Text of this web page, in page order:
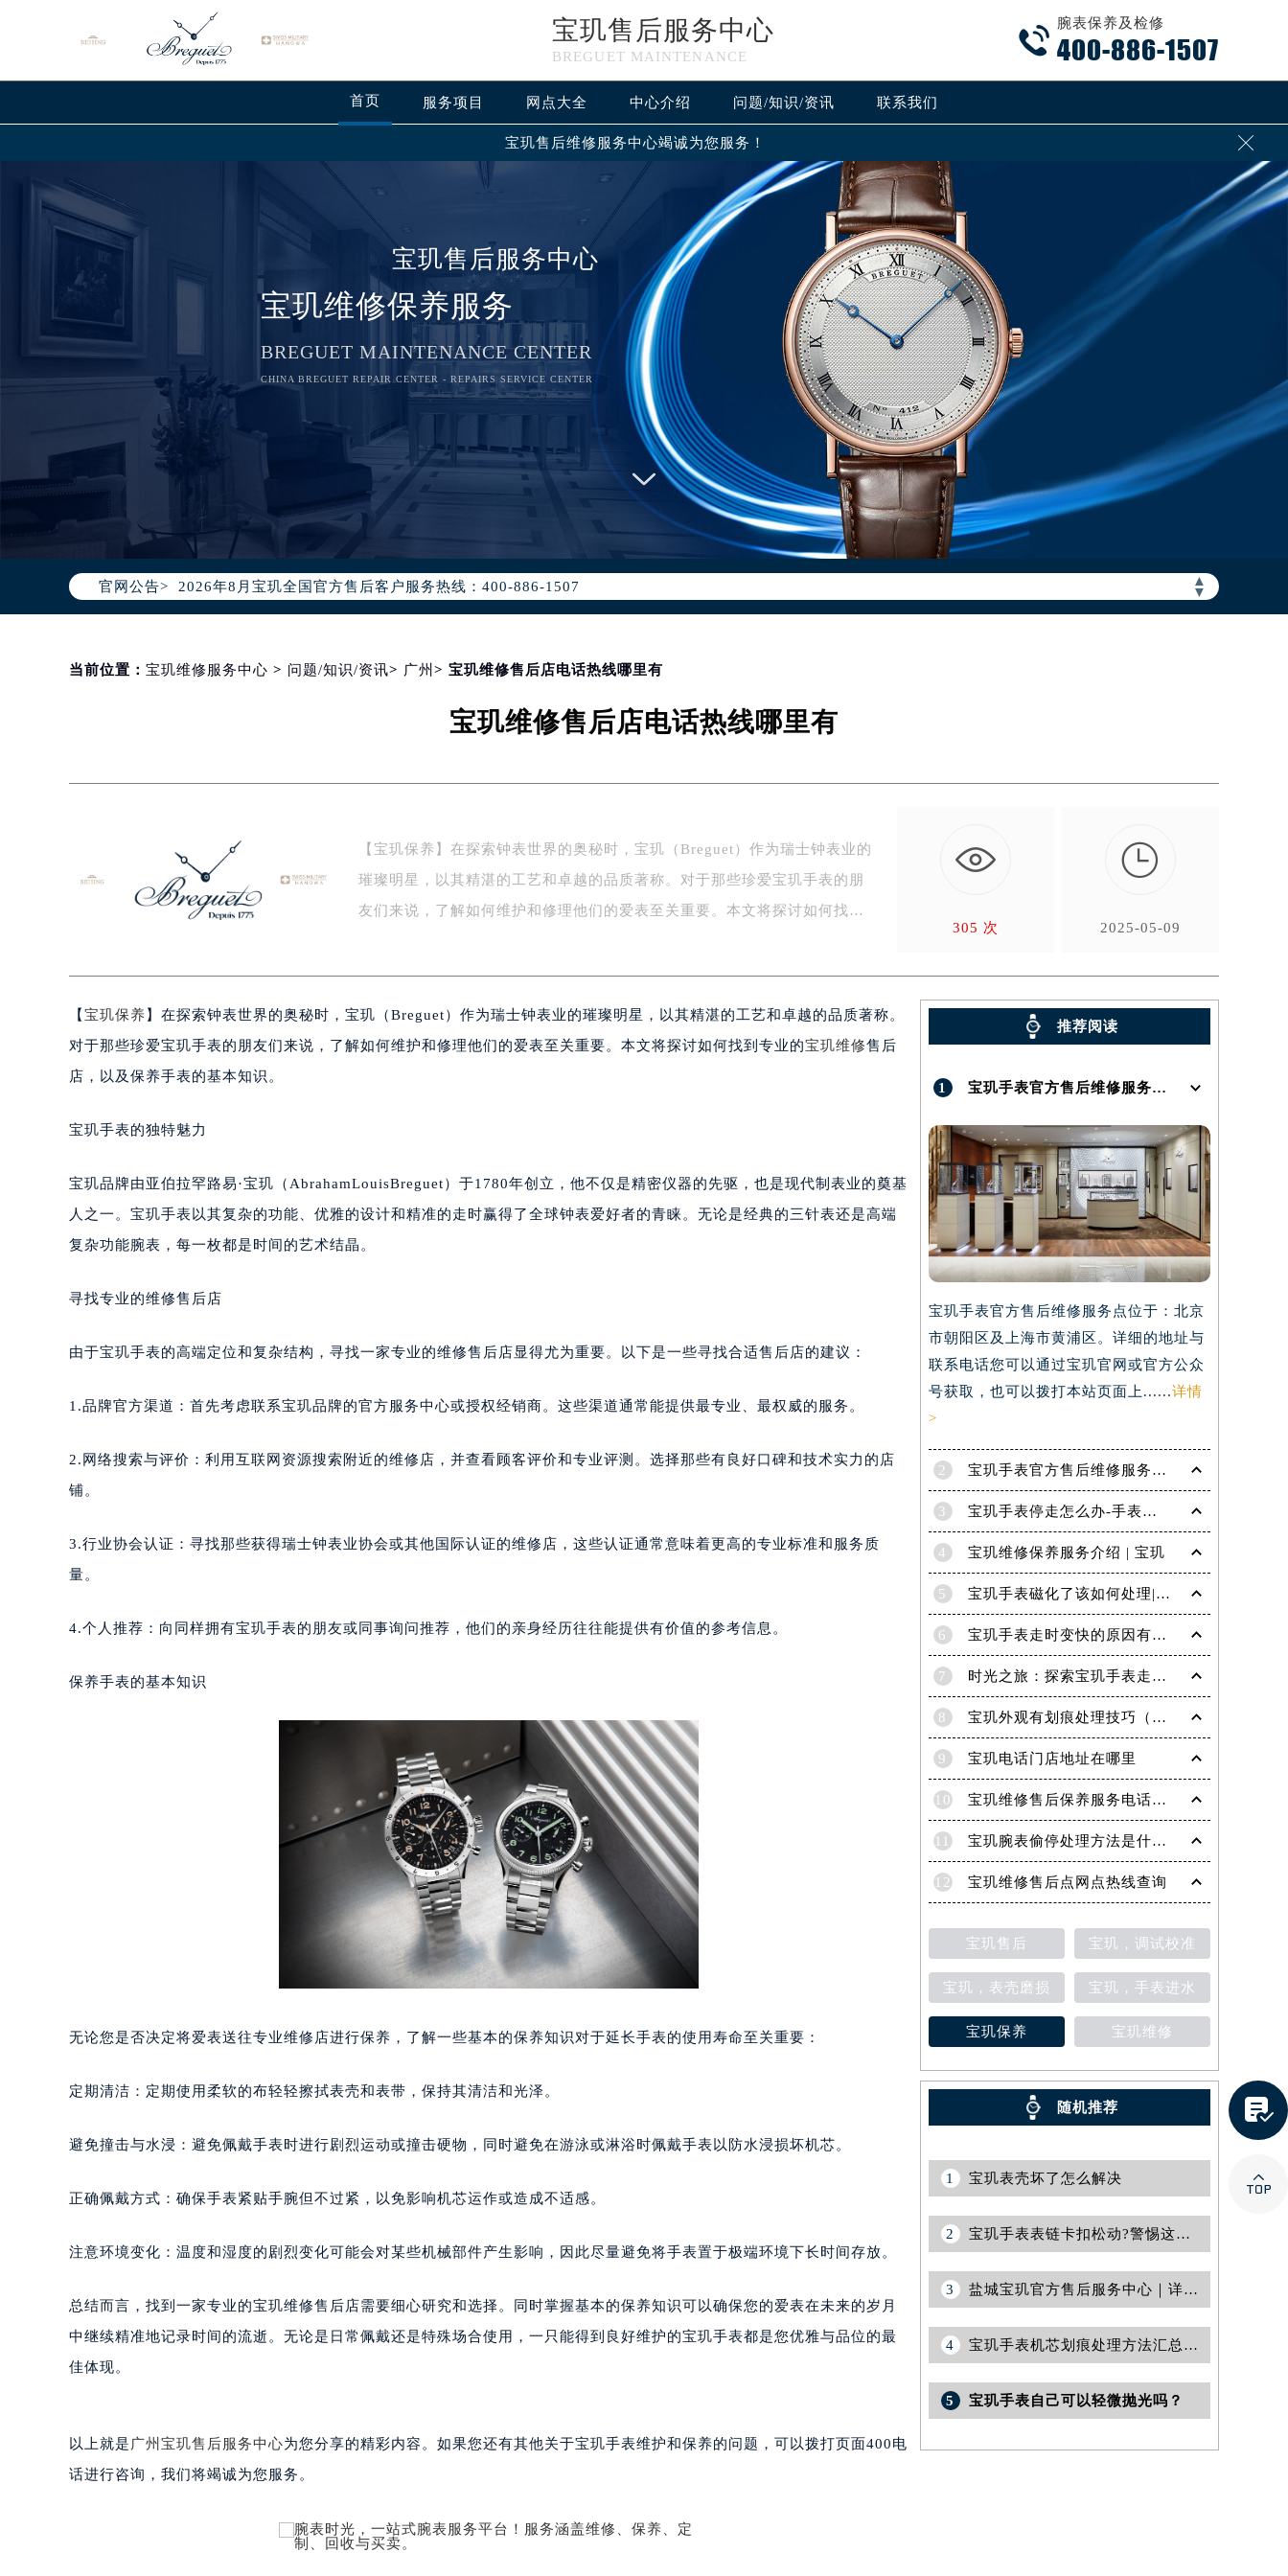
宝玑售后服务中心
BREGUET MAINTENANCE

腕表保养及检修
400-886-1507
首页 服务项目 网点大全 中心介绍 问题/知识/资讯 联系我们
宝玑售后维修服务中心竭诚为您服务！ 
宝玑售后服务中心
宝玑维修保养服务
BREGUET MAINTENANCE CENTER
CHINA BREGUET REPAIR CENTER - REPAIRS SERVICE CENTER
官网公告> ▲
▼
2026年8月宝玑中国区售后服务网络优化升级公告
2026年8月宝玑全国官方售后客户服务热线：400-886-1507
宝玑官方全国统一服务热线400-886-1507，服务覆盖中国大陆、香港、澳门、台湾全部区域（非大陆需加拨“+86”）
2026年8月宝玑售后服务中心最新网点地址：
北京市东城区东长安街1号东方广场写字楼W3座6层602室（需提前预约）
上海市徐汇区虹桥路3号港汇中心写字楼2座37层3705室（需提前预约）
扬州市邗江区国展路29号星耀天地写字楼1号楼18层1803室（需提前预约）
盐城市盐都区世纪大道5号盐城金融城写字楼1号楼16层1604室（需提前预约）
泰州市海陵区永定东路399号置地商务中心东塔写字楼（华润万象城）17层1706室（需提前预约）
绍兴市越城区胜利东路379号世茂天际中心写字楼8层805室（需提前预约）
嘉兴市南湖区广益路705号嘉兴世界贸易中心写字楼A座13层1304室（需提前预约）
南昌市红谷滩新区红谷中大道998号绿地双子塔（中央广场）A1座办公楼14层07室（需提前预约）
广州市天河区天河路230号万菱汇国际中心写字楼A塔7层704室（需提前预约）
深圳市罗湖区深南东路5001号华润大厦写字楼17层1701室（需提前预约）
惠州市惠城区江北文昌一路7号华贸大厦写字楼1座30层05室（需提前预约）
福州市鼓楼区五四路128-1号恒力城写字楼15层03室（需提前预约）
郑州市二七区铭功路10号华润大厦写字楼29层2905室（需提前预约）
乌鲁木齐市天山区红山路26号时代广场（CCMALL）C座17层17-B（需提前预约）
大连市中山区人民路15号国际金融大厦7层G室（需提前预约）
无锡市梁溪区人民中路139号恒隆广场写字楼1座11层1104室（需提前预约）
苏州市苏州工业园区星港街199号苏州中心办公楼C座22层08室（需提前预约）
南宁市青秀区金湖路59号地王大厦12楼1224室（需提前预约）
合肥市蜀山区潜山路111号万象城华润大厦B座12楼03室（需提前预约）
泉州市丰泽区宝洲路729号浦西万达中心写字楼A座7楼709室（需提前预约）
青岛市南区山东路6号华润大厦B座22层04室（需提前预约）
烟台市芝罘区胜利路139号万达金融中心A座907室（需提前预约）
长春市朝阳区西安大路727号中银大厦A座(旺进大厦)18层09室（需提前预约）
贵阳市南明区都司高架桥路33号亨特国际金融中心14楼14D（需提前预约）
昆明市盘龙区北京路928号同德昆明广场写字楼10层06室（需提前预约）
石家庄市长安区中山东路39号勒泰中心写字楼B座13层07室（需提前预约）
西安市碑林区南关正街88号华侨城长安国际中心E座6楼10室（需提前预约）
唐山市路南区新华东道100号万达广场写字楼A座10层1002室（需提前预约）
内蒙古自治区呼和浩特市玉泉区大学西街70号华润万象城写字楼（鄂尔多斯大厦）23层2326室（需提前预约）
重庆市解放碑渝中区民权路28号英利国际金融中心写字楼20层01室（需提前预约）
黑龙江省鹤岗市向阳区红军路宝玑售后服务中心（需提前预约）
黑龙江省鸡西市鸡冠区红军路宝玑售后服务中心（需提前预约）
黑龙江省牡丹江市东安区太平路宝玑售后服务中心（需提前预约）
黑龙江省七台河市桃山区大同街宝玑售后服务中心（需提前预约）
黑龙江省伊春市伊美区通河路宝玑售后服务中心（需提前预约）
吉林省白城市洮北区明仁南街宝玑售后服务中心（需提前预约）
吉林省吉林市船营区河南街宝玑售后服务中心（需提前预约）
吉林省辽源市龙山区人民大街宝玑售后服务中心（需提前预约）
当前位置： 宝玑维修服务中心 > 问题/知识/资讯> 广州 > 宝玑维修售后店电话热线哪里有
宝玑维修售后店电话热线哪里有
【宝玑保养】在探索钟表世界的奥秘时，宝玑（Breguet）作为瑞士钟表业的
璀璨明星，以其精湛的工艺和卓越的品质著称。对于那些珍爱宝玑手表的朋
友们来说，了解如何维护和修理他们的爱表至关重要。本文将探讨如何找
305 次

2025-05-09
【 宝玑保养 】在探索钟表世界的奥秘时，宝玑（Breguet）作为瑞士钟表业的璀璨明星，以其精湛的工艺和卓越的品质著称。
对于那些珍爱宝玑手表的朋友们来说，了解如何维护和修理他们的爱表至关重要。本文将探讨如何找到专业的宝玑维修售后
店，以及保养手表的基本知识。
宝玑手表的独特魅力
宝玑品牌由亚伯拉罕路易·宝玑（AbrahamLouisBreguet）于1780年创立，他不仅是精密仪器的先驱，也是现代制表业的奠基
人之一。宝玑手表以其复杂的功能、优雅的设计和精准的走时赢得了全球钟表爱好者的青睐。无论是经典的三针表还是高端
复杂功能腕表，每一枚都是时间的艺术结晶。
寻找专业的维修售后店
由于宝玑手表的高端定位和复杂结构，寻找一家专业的维修售后店显得尤为重要。以下是一些寻找合适售后店的建议：
1.品牌官方渠道：首先考虑联系宝玑品牌的官方服务中心或授权经销商。这些渠道通常能提供最专业、最权威的服务。
2.网络搜索与评价：利用互联网资源搜索附近的维修店，并查看顾客评价和专业评测。选择那些有良好口碑和技术实力的店
铺。
3.行业协会认证：寻找那些获得瑞士钟表业协会或其他国际认证的维修店，这些认证通常意味着更高的专业标准和服务质
量。
4.个人推荐：向同样拥有宝玑手表的朋友或同事询问推荐，他们的亲身经历往往能提供有价值的参考信息。
保养手表的基本知识
无论您是否决定将爱表送往专业维修店进行保养，了解一些基本的保养知识对于延长手表的使用寿命至关重要：
定期清洁：定期使用柔软的布轻轻擦拭表壳和表带，保持其清洁和光泽。
避免撞击与水浸：避免佩戴手表时进行剧烈运动或撞击硬物，同时避免在游泳或淋浴时佩戴手表以防水浸损坏机芯。
正确佩戴方式：确保手表紧贴手腕但不过紧，以免影响机芯运作或造成不适感。
注意环境变化：温度和湿度的剧烈变化可能会对某些机械部件产生影响，因此尽量避免将手表置于极端环境下长时间存放。
总结而言，找到一家专业的宝玑维修售后店需要细心研究和选择。同时掌握基本的保养知识可以确保您的爱表在未来的岁月
中继续精准地记录时间的流逝。无论是日常佩戴还是特殊场合使用，一只能得到良好维护的宝玑手表都是您优雅与品位的最
佳体现。
以上就是 广州宝玑售后服务中心为您分享的精彩内容。如果您还有其他关于宝玑手表维护和保养的问题，可以拨打页面400电
话进行咨询，我们将竭诚为您服务。
推荐阅读
1 宝玑手表官方售后维修服务点地址在哪呢？
宝玑手表官方售后维修服务点位于：北京
市朝阳区及上海市黄浦区。详细的地址与
联系电话您可以通过宝玑官网或官方公众
号获取，也可以拨打本站页面上......详情
>
2 宝玑手表官方售后维修服务点电话是多少？
3 宝玑手表停走怎么办-手表停走的解决方法
4 宝玑维修保养服务介绍 | 宝玑
5 宝玑手表磁化了该如何处理|宝玑技师为您讲解
6 宝玑手表走时变快的原因有哪些？
7 时光之旅：探索宝玑手表走时的秘密
8 宝玑外观有划痕处理技巧（轻松修复爱表的实用方法）
9 宝玑电话门店地址在哪里
10 宝玑维修售后保养服务电话是多少
11 宝玑腕表偷停处理方法是什么（专业维修指南与常见故障排查）
12 宝玑维修售后点网点热线查询
宝玑售后 宝玑，调试校准
宝玑，表壳磨损 宝玑，手表进水
宝玑保养 宝玑维修
随机推荐
1 宝玑表壳坏了怎么解决
2 宝玑手表表链卡扣松动?警惕这些潜在问题
3 盐城宝玑官方售后服务中心｜详细地址及24小时售后热线权威信息公告（2026年8月最新）
4 宝玑手表机芯划痕处理方法汇总（专业修复技巧与注意事项）
5 宝玑手表自己可以轻微抛光吗？

